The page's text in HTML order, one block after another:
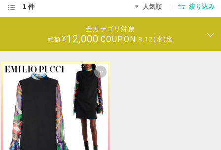
1 件 人気順 絞り込み
全カテゴリ対象
総額 ¥12,000 COUPON 8.12(水)迄